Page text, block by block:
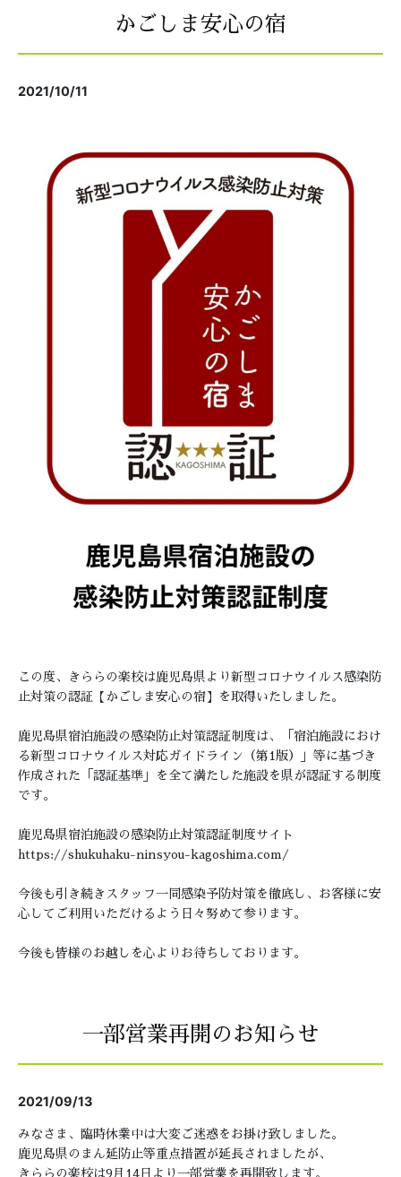
かごしま安心の宿
2021/10/11
この度、きららの楽校は鹿児島県より新型コロナウイルス感染防
止対策の認証【かごしま安心の宿】を取得いたしました。
鹿児島県宿泊施設の感染防止対策認証制度は、「宿泊施設におけ
る新型コロナウイルス対応ガイドライン（第1版）」等に基づき
作成された「認証基準」を全て満たした施設を県が認証する制度
です。
鹿児島県宿泊施設の感染防止対策認証制度サイト
https://shukuhaku-ninsyou-kagoshima.com/
今後も引き続きスタッフ一同感染予防対策を徹底し、お客様に安
心してご利用いただけるよう日々努めて参ります。
今後も皆様のお越しを心よりお待ちしております。
一部営業再開のお知らせ
2021/09/13
みなさま、臨時休業中は大変ご迷惑をお掛け致しました。
鹿児島県のまん延防止等重点措置が延長されましたが、
きららの楽校は9月14日より一部営業を再開致します。